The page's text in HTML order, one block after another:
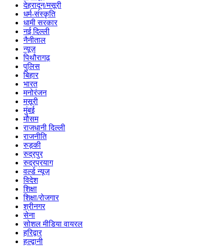
देहरादून/मसूरी
धर्म-संस्कृति
धामी सरकार
नई दिल्ली
नैनीताल
न्यूज़
पिथौरागढ़
पुलिस
बिहार
भारत
मनोरंजन
मसूरी
मुंबई
मौसम
राजधानी दिल्ली
राजनीति
रुड़की
रुद्रपुर
रुद्रप्रयाग
वर्ल्ड न्यूज़
विदेश
शिक्षा
शिक्षा/रोजगार
श्रीनगर
सेना
सोशल मीडिया वायरल
हरिद्वार
हल्द्वानी